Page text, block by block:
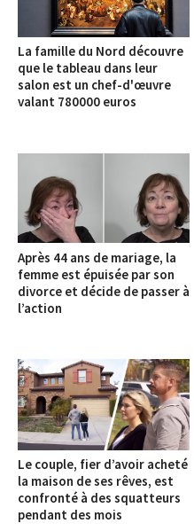
La famille du Nord découvre
que le tableau dans leur
salon est un chef-d'œuvre
valant 780000 euros
Après 44 ans de mariage, la
femme est épuisée par son
divorce et décide de passer à
l’action
Le couple, fier d’avoir acheté
la maison de ses rêves, est
confronté à des squatteurs
pendant des mois